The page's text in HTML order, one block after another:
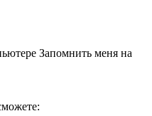
Запомнить меня на